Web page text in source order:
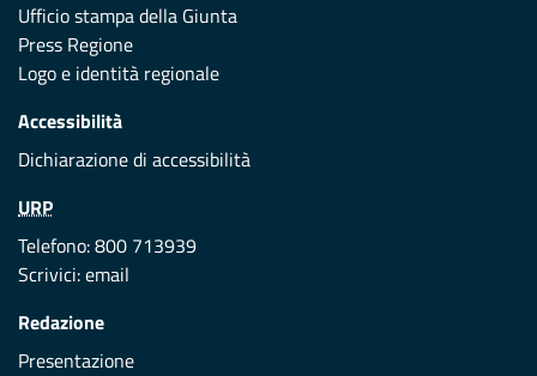
Ufficio stampa della Giunta
Press Regione
Logo e identità regionale
Accessibilità
Dichiarazione di accessibilità
URP
Telefono: 800 713939
Scrivici:email
Redazione
Presentazione